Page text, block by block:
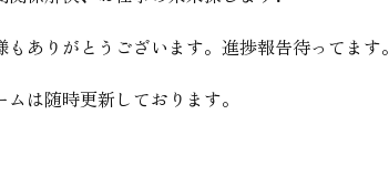
ありがとうございます。進捗報告待ってます。
は随時更新しております。